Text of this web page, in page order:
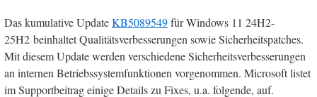
Das kumulative UpdateKB5089549für Windows 11 24H2-
25H2 beinhaltet Qualitätsverbesserungen sowie Sicherheitspatches.
Mit diesem Update werden verschiedene Sicherheitsverbesserungen
an internen Betriebssystemfunktionen vorgenommen. Microsoft listet
im Supportbeitrag einige Details zu Fixes, u.a. folgende, auf.